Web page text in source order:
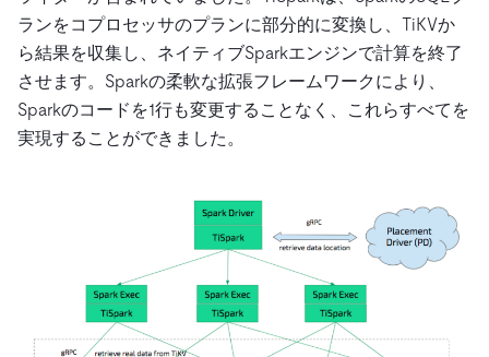
ランをコプロセッサのプランに部分的に変換し、TiKVか
ら結果を収集し、ネイティブSparkエンジンで計算を終了
させます。Sparkの柔軟な拡張フレームワークにより、
Sparkのコードを1行も変更することなく、これらすべてを
実現することができました。